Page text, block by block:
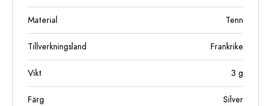
Material Tenn
Tillverkningsland Frankrike
Vikt 3 g
Färg Silver